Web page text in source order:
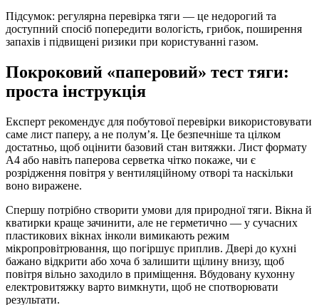
Підсумок: регулярна перевірка тяги — це недорогий та
доступний спосіб попередити вологість, грибок, поширення
запахів і підвищені ризики при користуванні газом.
Покроковий «паперовий» тест тяги:
проста інструкція
Експерт рекомендує для побутової перевірки використовувати
саме лист паперу, а не полум’я. Це безпечніше та цілком
достатньо, щоб оцінити базовий стан витяжки. Лист формату
А4 або навіть паперова серветка чітко покаже, чи є
розрідження повітря у вентиляційному отворі та наскільки
воно виражене.
Спершу потрібно створити умови для природної тяги. Вікна й
кватирки краще зачинити, але не герметично — у сучасних
пластикових вікнах інколи вимикають режим
мікропровітрювання, що погіршує приплив. Двері до кухні
бажано відкрити або хоча б залишити щілину внизу, щоб
повітря вільно заходило в приміщення. Вбудовану кухонну
електровитяжку варто вимкнути, щоб не спотворювати
результати.